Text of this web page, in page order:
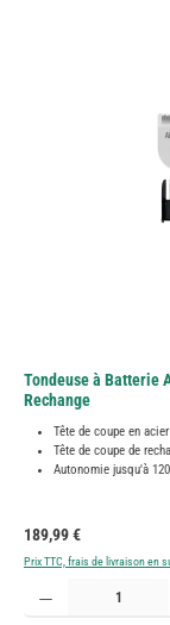
Tondeuse à Batterie
Rechange
Tête de coupe en
Tête de coupe de
Autonomie jusqu'à
Prix régulier :
189,99 €
Prix TTC, frais de livraison en
Quantité de produit :